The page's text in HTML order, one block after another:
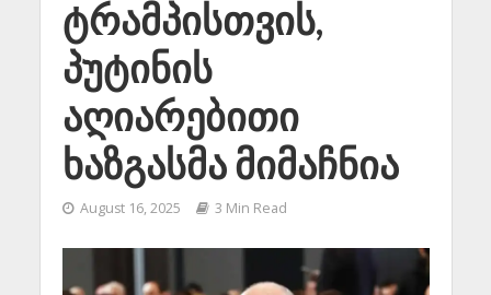
ტრამპისთვის,
პუტინის
აღიარებითი
ხაზგასმა მიმაჩნია
August 16, 2025 3 Min Read